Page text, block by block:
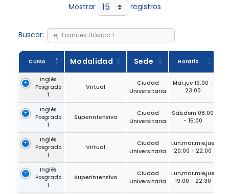
Mostrar registros
Buscar:
Curso Modalidad Sede Horario
Inglés
Posgrado
1
Virtual
Ciudad
Universitaria
Mar,jue 19:00 -
23:00
Inglés
Posgrado
1
Superintensivo
Ciudad
Universitaria
Sáb,dom 08:00
- 15:00
Inglés
Posgrado
1
Virtual
Ciudad
Universitaria
Lun,mar,mie,jue
20:00 - 22:00
Inglés
Posgrado
1
Superintensivo
Ciudad
Universitaria
Lun,mar,mie,jue
19:00 - 22:30